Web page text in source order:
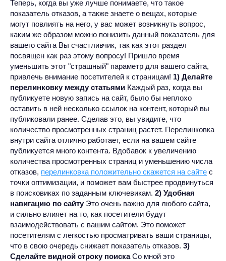
Теперь, когда вы уже лучше понимаете, что такое
показатель отказов, а также знаете о вещах, которые
могут повлиять на него, у вас может возникнуть вопрос,
каким же образом можно понизить данный показатель для
вашего сайта Вы счастливчик, так как этот раздел
посвящен как раз этому вопросу! Пришло время
уменьшить этот "страшный" параметр для вашего сайта,
привлечь внимание посетителей к страницам! 1) Делайте
перелинковку между статьями Каждый раз, когда вы
публикуете новую запись на сайт, было бы неплохо
оставить в ней несколько ссылок на контент, который вы
публиковали ранее. Сделав это, вы увидите, что
количество просмотренных страниц растет. Перелинковка
внутри сайта отлично работает, если на вашем сайте
публикуется много контента. Вдобавок к увеличению
количества просмотренных страниц и уменьшению числа
отказов, перелинковка положительно скажется на сайте с
точки оптимизации, и поможет вам быстрее продвинуться
в поисковиках по заданным ключевикам. 2) Удобная
навигацию по сайту Это очень важно для любого сайта,
и сильно влияет на то, как посетители будут
взаимодействовать с вашим сайтом. Это поможет
посетителям с легкостью просматривать ваши страницы,
что в свою очередь снижает показатель отказов. 3)
Сделайте видной строку поискаСо мной это